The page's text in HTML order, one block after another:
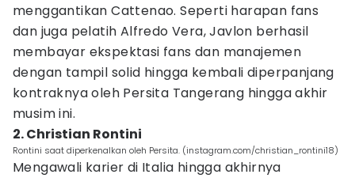
menggantikan Cattenao. Seperti harapan fans
dan juga pelatih Alfredo Vera, Javlon berhasil
membayar ekspektasi fans dan manajemen
dengan tampil solid hingga kembali diperpanjang
kontraknya oleh Persita Tangerang hingga akhir
musim ini.
2. Christian Rontini
Rontini saat diperkenalkan oleh Persita. (instagram.com/christian_rontini18)
Mengawali karier di Italia hingga akhirnya